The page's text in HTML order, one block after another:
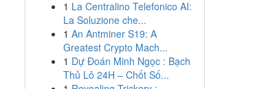
1 La Centralino Telefonico AI:
La Soluzione che...
1 An Antminer S19: A
Greatest Crypto Mach...
1 Dự Đoán Minh Ngọc : Bạch
Thủ Lô 24H – Chốt Số...